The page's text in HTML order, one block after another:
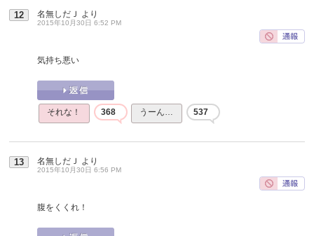
12 名無しだＪ より
2015年10月30日 6:52 PM
気持ち悪い
それな！ 368 うーん… 537
13 名無しだＪ より
2015年10月30日 6:56 PM
腹をくくれ！